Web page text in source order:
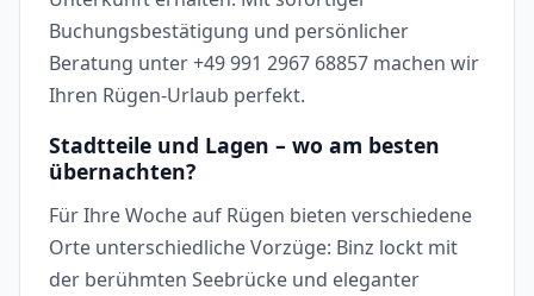
Buchungsbestätigung und persönlicher
Beratung unter +49 991 2967 68857 machen wir
Ihren Rügen-Urlaub perfekt.
Stadtteile und Lagen – wo am besten
übernachten?
Für Ihre Woche auf Rügen bieten verschiedene
Orte unterschiedliche Vorzüge: Binz lockt mit
der berühmten Seebrücke und eleganter